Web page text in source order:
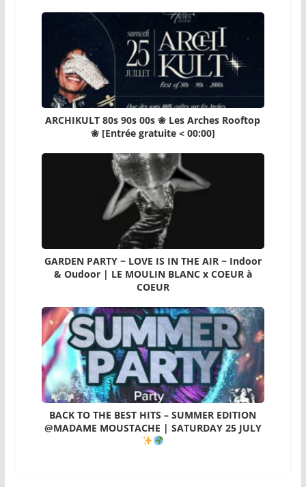
ARCHIKULT 80s 90s 00s ❀ Les Arches Rooftop
❀ [Entrée gratuite < 00:00]
GARDEN PARTY ~ LOVE IS IN THE AIR ~ Indoor
& Oudoor | LE MOULIN BLANC x COEUR à
COEUR
BACK TO THE BEST HITS – SUMMER EDITION
@MADAME MOUSTACHE | SATURDAY 25 JULY